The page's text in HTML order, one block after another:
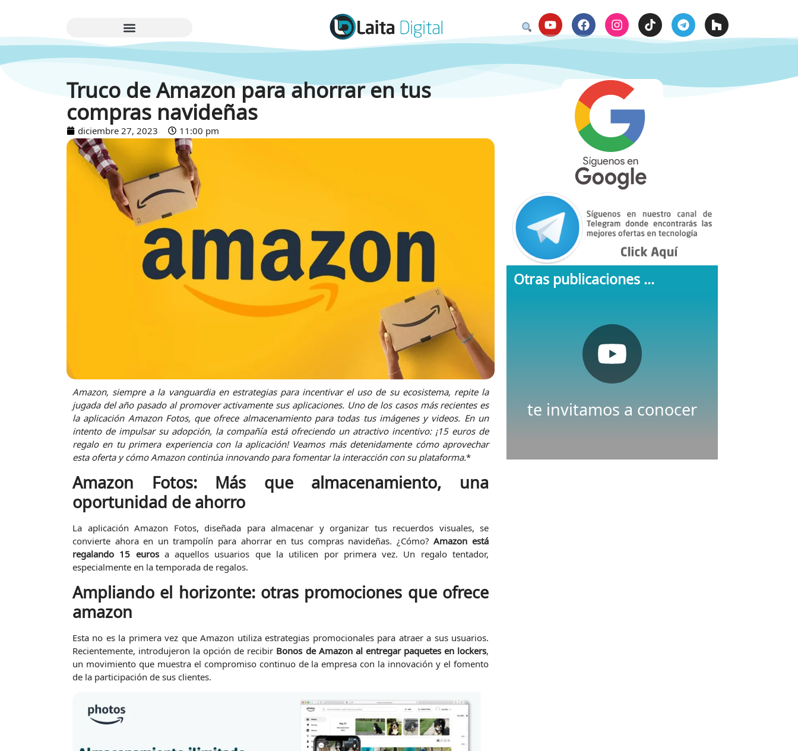
Truco de Amazon para ahorrar en tus
compras navideñas
diciembre 27, 2023 11:00 pm
Amazon, siempre a la vanguardia en estrategias para incentivar el uso de su ecosistema, repite la
jugada del año pasado al promover activamente sus aplicaciones. Uno de los casos más recientes es
la aplicación Amazon Fotos, que ofrece almacenamiento para todas tus imágenes y videos. En un
intento de impulsar su adopción, la compañía está ofreciendo un atractivo incentivo: ¡15 euros de
regalo en tu primera experiencia con la aplicación! Veamos más detenidamente cómo aprovechar
esta oferta y cómo Amazon continúa innovando para fomentar la interacción con su plataforma.*
Amazon Fotos: Más que almacenamiento, una
oportunidad de ahorro
La aplicación Amazon Fotos, diseñada para almacenar y organizar tus recuerdos visuales, se
convierte ahora en un trampolín para ahorrar en tus compras navideñas. ¿Cómo?Amazon está
regalando 15 eurosa aquellos usuarios que la utilicen por primera vez. Un regalo tentador,
especialmente en la temporada de regalos.
Ampliando el horizonte: otras promociones que ofrece
amazon
Esta no es la primera vez que Amazon utiliza estrategias promocionales para atraer a sus usuarios.
Recientemente, introdujeron la opción de recibir Bonos de Amazon al entregar paquetes en lockers,
un movimiento que muestra el compromiso continuo de la empresa con la innovación y el fomento
de la participación de sus clientes.
Otras publicaciones ...
te invitamos a conocer
Nuestro canal de
Youtube
Pulsa aquí